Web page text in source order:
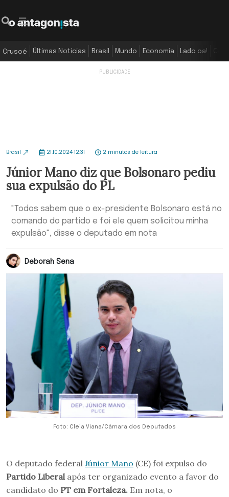
Crusoé Últimas Notícias Brasil Mundo Economia Lado oa!
Brasil 21.10.2024 12:31 2 minutos de leitura
Júnior Mano diz que Bolsonaro pediu
sua expulsão do PL
"Todos sabem que o ex-presidente Bolsonaro está no
comando do partido e foi ele quem solicitou minha
expulsão", disse o deputado em nota
Deborah Sena
Foto: Cleia Viana/Câmara dos Deputados
O deputado federal Júnior Mano (CE) foi expulso do
Partido Liberal após ter organizado evento a favor do
candidato do PT em Fortaleza. Em nota, o